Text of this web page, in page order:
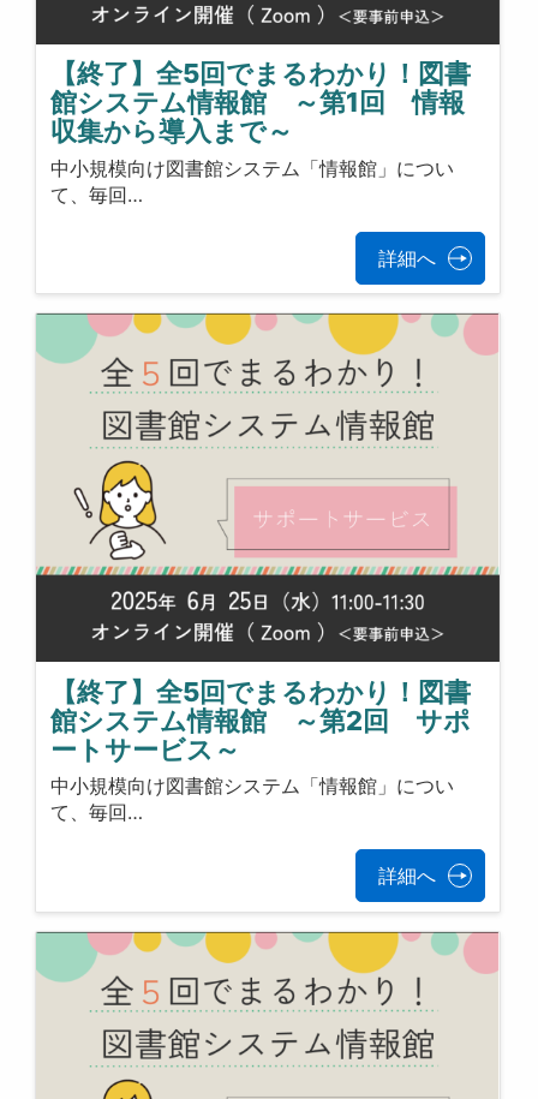
【終了】全5回でまるわかり！図書
館システム情報館 ～第1回 情報
収集から導入まで～
中小規模向け図書館システム「情報館」につい
て、毎回…
詳細へ
【終了】全5回でまるわかり！図書
館システム情報館 ～第2回 サポ
ートサービス～
中小規模向け図書館システム「情報館」につい
て、毎回…
詳細へ